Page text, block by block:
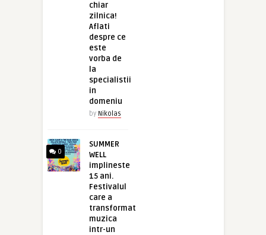
chiar
zilnica!
Aflati
despre ce
este
vorba de
la
specialistii
in
domeniu
by Nikolas
0
SUMMER
WELL
implineste
15 ani.
Festivalul
care a
transformat
muzica
intr-un